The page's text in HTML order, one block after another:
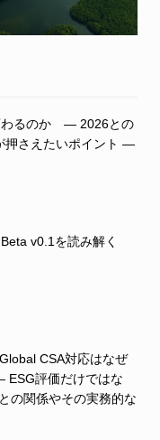
わるのか ― 2026との
押さえたいポイント ―
v0.1を読み解く
CSA対応はなぜ
ESG評価だけではな
の関係やその実務的な